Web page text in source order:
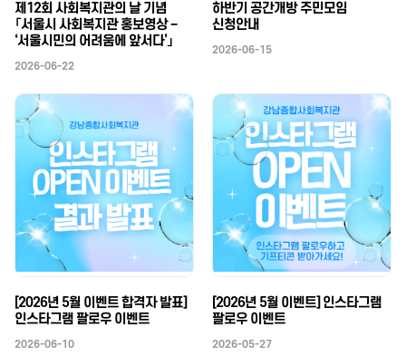
제12회 사회복지관의 날 기념
「서울시 사회복지관 홍보영상 –
‘서울시민의 어려움에 앞서다’」
2026-06-22
하반기 공간개방 주민모임
신청안내
2026-06-15
[2026년 5월 이벤트 합격자 발표]
인스타그램 팔로우 이벤트
2026-06-10
[2026년 5월 이벤트] 인스타그램
팔로우 이벤트
2026-05-27